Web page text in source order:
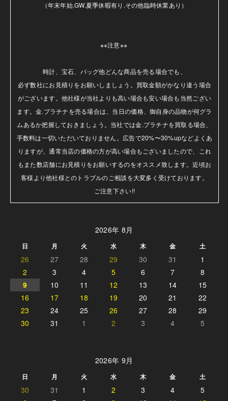
（年末年始.GW.夏季休暇有り.その他臨時休業あり）
※※注意※※
時計、宝石、バッグ他どんな商品を売る場合でも、
必ず数社にお見積りをお願いしましょう。買取金額がかなり違う場合
がございます。他社様が当社よりも高い場合も安い場合も当然ござい
ます。金.プラチナを売る場合は、当日の価格、御自身の品物が何グラ
ムあるか把握しておきましょう。当社では金.プラチナを買取る場合、
手数料は一切いただいておりません。広告で20%〜30%upなどよくあ
りますが、通常当店の価格の方が高い場合もございましたので、これ
もまた数店舗にお見積りをお願いするのをオススメ致します。近頃お
客様より他社様とのトラブルのご相談を大変多く受けております。
ご注意下さい!!
2026年 8月
日 月 火 水 木 金 土
26 27 28 29 30 31
1
2
3 4 5 6 7
8
9
10 11 12 13 14
15
16
17 18 19 20 21
22
23
24 25 26 27 28
29
30
31 1 2 3 4 5
2026年 9月
日 月 火 水 木 金 土
30 31 1 2 3 4
5